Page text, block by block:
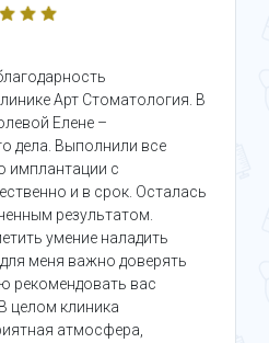
Арт Стоматология. В
Елене –
дела. Выполнили все
имплантации с
и в срок. Осталась
результатом.
умение наладить
меня важно доверять
рекомендовать вас
целом клиника
атмосфера,